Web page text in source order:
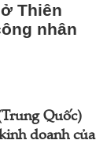
Thiên
nhân
Quốc)
doanh của